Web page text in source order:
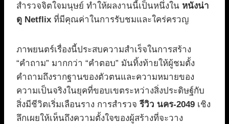
สำรวจจิตใจมนุษย์ ทำให้ผลงานนี้เป็นหนึ่งใน หนังน่า
ดู Netflix ที่มีคุณค่าในการรับชมและใคร่ครวญ
ภาพยนตร์เรื่องนี้ประสบความสำเร็จในการสร้าง
“คำถาม” มากกว่า “คำตอบ” มันทิ้งท้ายให้ผู้ชมตั้ง
คำถามถึงรากฐานของตัวตนและความหมายของ
ความเป็นจริงในยุคที่ขอบเขตระหว่างสิ่งประดิษฐ์กับ
สิ่งมีชีวิตเริ่มเลือนราง การสำรวจรีวิว นคร-2049 เชิง
ลึกเผยให้เห็นถึงความตั้งใจของผู้สร้างที่จะวาง